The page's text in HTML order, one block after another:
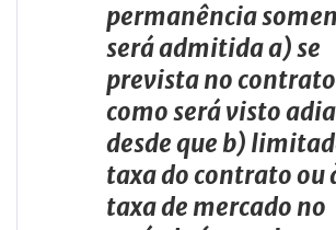
permanência
será admitida a) se
prevista no contrato
como será visto
desde que b)
taxa do contrato ou
taxa de mercado no